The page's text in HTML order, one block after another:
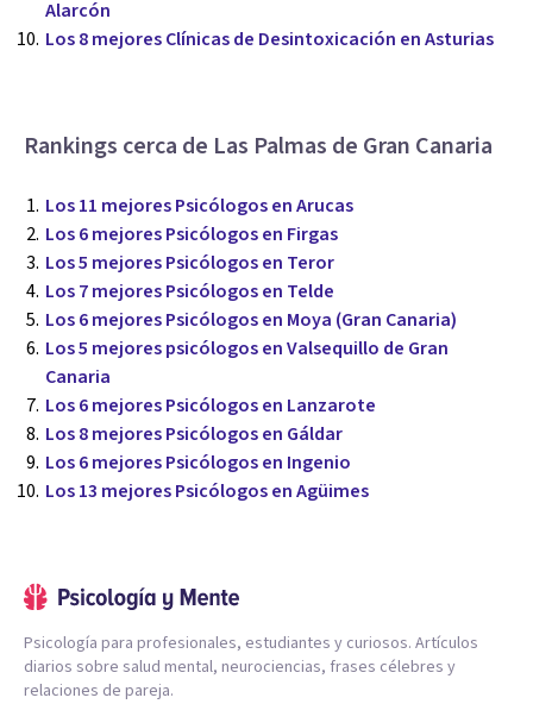
Alarcón
Los 8 mejores Clínicas de Desintoxicación en Asturias
Rankings cerca de Las Palmas de Gran Canaria
Los 11 mejores Psicólogos en Arucas
Los 6 mejores Psicólogos en Firgas
Los 5 mejores Psicólogos en Teror
Los 7 mejores Psicólogos en Telde
Los 6 mejores Psicólogos en Moya (Gran Canaria)
Los 5 mejores psicólogos en Valsequillo de Gran
Canaria
Los 6 mejores Psicólogos en Lanzarote
Los 8 mejores Psicólogos en Gáldar
Los 6 mejores Psicólogos en Ingenio
Los 13 mejores Psicólogos en Agüimes
Psicología para profesionales, estudiantes y curiosos. Artículos
diarios sobre salud mental, neurociencias, frases célebres y
relaciones de pareja.